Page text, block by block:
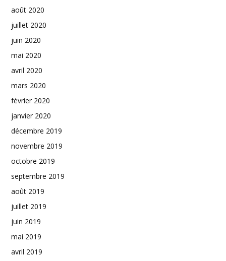
août 2020
juillet 2020
juin 2020
mai 2020
avril 2020
mars 2020
février 2020
janvier 2020
décembre 2019
novembre 2019
octobre 2019
septembre 2019
août 2019
juillet 2019
juin 2019
mai 2019
avril 2019